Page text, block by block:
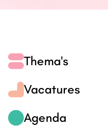
Privacy verklaring
Home
Thema's
Vacatures
Agenda